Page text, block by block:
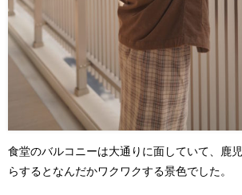
食堂のバルコニーは大通りに面していて、鹿
らするとなんだかワクワクする景色でした。